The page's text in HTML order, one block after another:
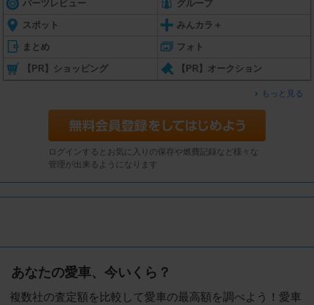
パーツレビュー グループ
スポット みんカラ＋
まとめ フォト
【PR】ショッピング 【PR】オークション
もっと見る
ログインするとお気に入りの保存や燃費記録など様々な
管理が出来るようになります
あなたの愛車、今いくら？
複数社の査定額を比較して愛車の最高額を調べよう！愛車